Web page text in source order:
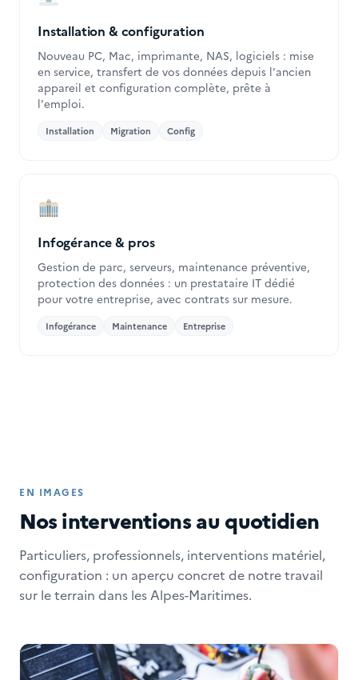
Installation & configuration
Nouveau PC, Mac, imprimante, NAS, logiciels : mise
en service, transfert de vos données depuis l'ancien
appareil et configuration complète, prête à
l'emploi.
Installation Migration Config
Infogérance & pros
Gestion de parc, serveurs, maintenance préventive,
protection des données : un prestataire IT dédié
pour votre entreprise, avec contrats sur mesure.
Infogérance Maintenance Entreprise
EN IMAGES
Nos interventions au quotidien
Particuliers, professionnels, interventions matériel,
configuration : un aperçu concret de notre travail
sur le terrain dans les Alpes-Maritimes.